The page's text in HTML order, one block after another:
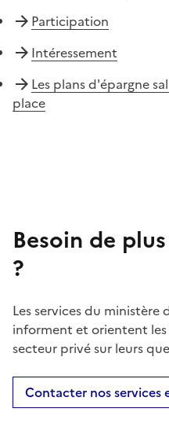
Participation
Intéressement
Les plans d'épargne
place
Besoin de
?
Les services du ministère
informent et orientent
secteur privé sur leurs
Contacter nos services